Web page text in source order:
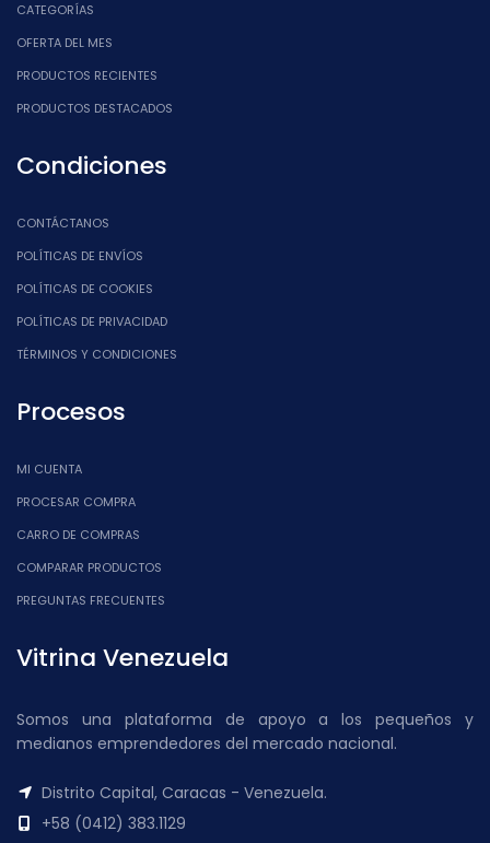
CATEGORÍAS
OFERTA DEL MES
PRODUCTOS RECIENTES
PRODUCTOS DESTACADOS
Condiciones
CONTÁCTANOS
POLÍTICAS DE ENVÍOS
POLÍTICAS DE COOKIES
POLÍTICAS DE PRIVACIDAD
TÉRMINOS Y CONDICIONES
Procesos
MI CUENTA
PROCESAR COMPRA
CARRO DE COMPRAS
COMPARAR PRODUCTOS
PREGUNTAS FRECUENTES
Vitrina Venezuela
Somos una plataforma de apoyo a los pequeños y
medianos emprendedores del mercado nacional.
Distrito Capital, Caracas - Venezuela.
+58 (0412) 383.1129